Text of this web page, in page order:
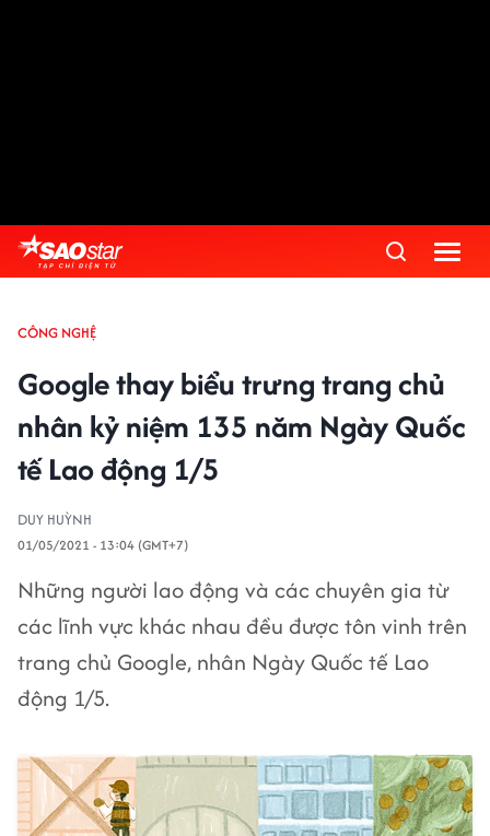
CÔNG NGHỆ
Google thay biểu trưng trang chủ
nhân kỷ niệm 135 năm Ngày Quốc
tế Lao động 1/5
DUY HUỲNH
01/05/2021 - 13:04 (GMT+7)
Những người lao động và các chuyên gia từ
các lĩnh vực khác nhau đều được tôn vinh trên
trang chủ Google, nhân Ngày Quốc tế Lao
động 1/5.